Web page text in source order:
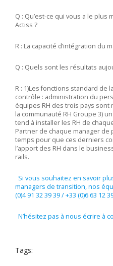
Q : Qu’est-ce qui vous a le plus
Actiss ?
R : La capacité d’intégration du
Q : Quels sont les résultats
R : 1)Les fonctions standard de
contrôle : administration du
équipes RH des trois pays
la communauté RH Groupe 3)
tend à installer les RH de
Partner de chaque manager de
temps pour que ces derniers
l’apport des RH dans le
rails.
Si vous souhaitez en savoir
managers de transition, nos
(0)4 91 32 39 39 / +33 (0)6 63 12
N’hésitez pas à nous écrire à
Tags: